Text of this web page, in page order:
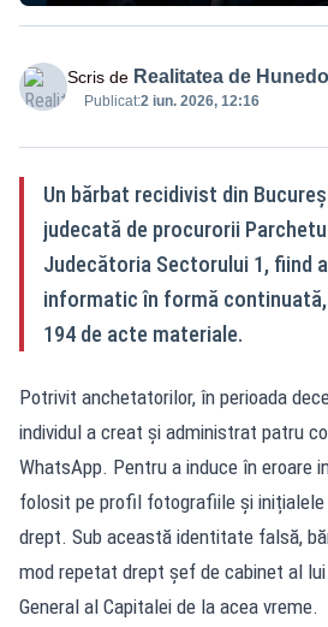
Scris de Realitatea de
Publicat:2 iun. 2026, 12:16
Un bărbat recidivist din
judecată de procurorii
Judecătoria Sectorului 1, fiind
informatic în formă continuată,
194 de acte materiale.
Potrivit anchetatorilor, în perioada
individul a creat și administrat patru
WhatsApp. Pentru a induce în eroare
folosit pe profil fotografiile și
drept. Sub această identitate falsă,
mod repetat drept șef de cabinet al
General al Capitalei de la acea vreme.